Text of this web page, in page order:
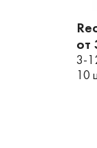
от
3-
10